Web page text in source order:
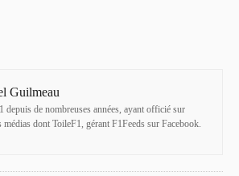
Guilmeau
depuis de nombreuses années, ayant officié sur
médias dont ToileF1, gérant F1Feeds sur Facebook.